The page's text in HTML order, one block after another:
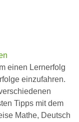
einen Lernerfolg
einzufahren.
Tipps mit dem
Mathe, Deutsch